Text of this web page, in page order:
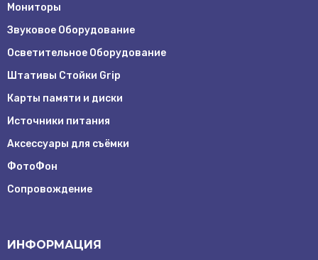
Мониторы
Звуковое Оборудование
Осветительное Оборудование
Штативы Стойки Grip
Карты памяти и диски
Источники питания
Аксессуары для съёмки
ФотоФон
Сопровождение
ИНФОРМАЦИЯ